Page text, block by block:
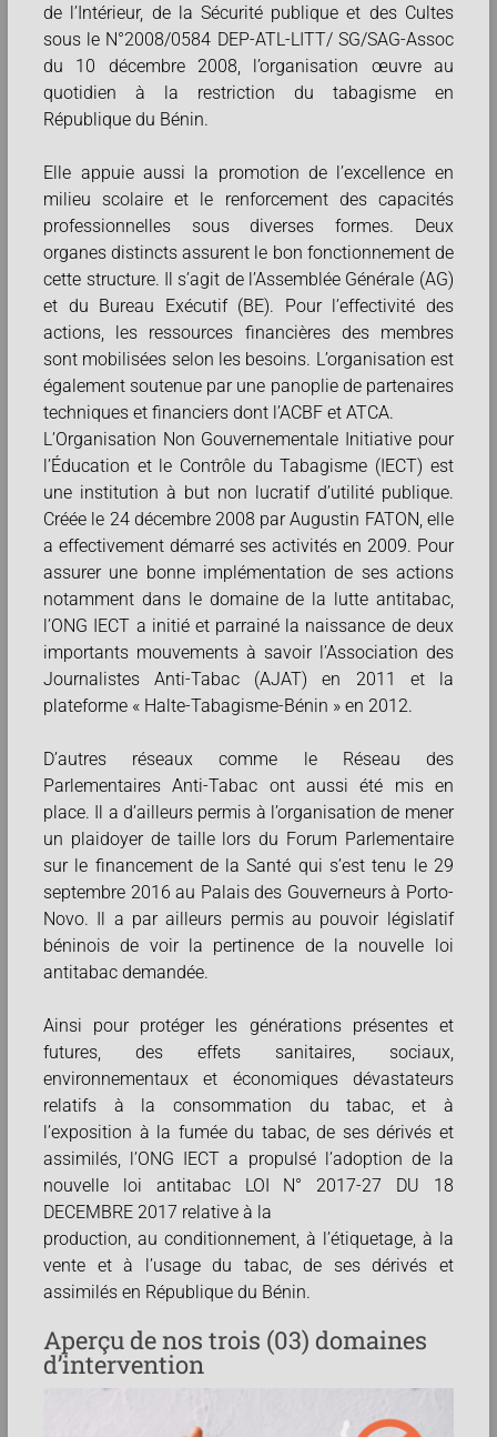
de l’Intérieur, de la Sécurité publique et des Cultes
sous le N°2008/0584 DEP-ATL-LITT/ SG/SAG-Assoc
du 10 décembre 2008, l’organisation œuvre au
quotidien à la restriction du tabagisme en
République du Bénin.
Elle appuie aussi la promotion de l’excellence en
milieu scolaire et le renforcement des capacités
professionnelles sous diverses formes. Deux
organes distincts assurent le bon fonctionnement de
cette structure. Il s’agit de l’Assemblée Générale (AG)
et du Bureau Exécutif (BE). Pour l’effectivité des
actions, les ressources financières des membres
sont mobilisées selon les besoins. L’organisation est
également soutenue par une panoplie de partenaires
techniques et financiers dont l’ACBF et ATCA.
L’Organisation Non Gouvernementale Initiative pour
l’Éducation et le Contrôle du Tabagisme (IECT) est
une institution à but non lucratif d’utilité publique.
Créée le 24 décembre 2008 par Augustin FATON, elle
a effectivement démarré ses activités en 2009. Pour
assurer une bonne implémentation de ses actions
notamment dans le domaine de la lutte antitabac,
l’ONG IECT a initié et parrainé la naissance de deux
importants mouvements à savoir l’Association des
Journalistes Anti-Tabac (AJAT) en 2011 et la
plateforme « Halte-Tabagisme-Bénin » en 2012.
D’autres réseaux comme le Réseau des
Parlementaires Anti-Tabac ont aussi été mis en
place. Il a d’ailleurs permis à l’organisation de mener
un plaidoyer de taille lors du Forum Parlementaire
sur le financement de la Santé qui s’est tenu le 29
septembre 2016 au Palais des Gouverneurs à Porto-
Novo. Il a par ailleurs permis au pouvoir législatif
béninois de voir la pertinence de la nouvelle loi
antitabac demandée.
Ainsi pour protéger les générations présentes et
futures, des effets sanitaires, sociaux,
environnementaux et économiques dévastateurs
relatifs à la consommation du tabac, et à
l’exposition à la fumée du tabac, de ses dérivés et
assimilés, l’ONG IECT a propulsé l’adoption de la
nouvelle loi antitabac LOI N° 2017-27 DU 18
DECEMBRE 2017 relative à la
production, au conditionnement, à l’étiquetage, à la
vente et à l’usage du tabac, de ses dérivés et
assimilés en République du Bénin.
Aperçu de nos trois (03) domaines
d’intervention